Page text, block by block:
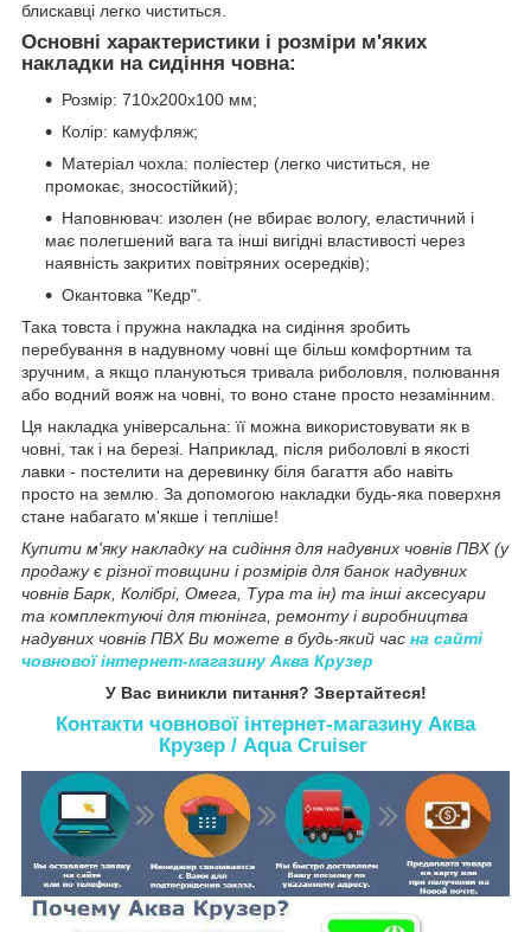
блискавці легко чиститься.
Основні характеристики і розміри м'яких
накладки на сидіння човна:
Розмір: 710х200х100 мм;
Колір: камуфляж;
Матеріал чохла: поліестер (легко чиститься, не
промокає, зносостійкий);
Наповнювач: изолен (не вбирає вологу, еластичний і
має полегшений вага та інші вигідні властивості через
наявність закритих повітряних осередків);
Окантовка "Кедр".
Така товста і пружна накладка на сидіння зробить
перебування в надувному човні ще більш комфортним та
зручним, а якщо плануються тривала риболовля, полювання
або водний вояж на човні, то воно стане просто незамінним.
Ця накладка універсальна: її можна використовувати як в
човні, так і на березі. Наприклад, після риболовлі в якості
лавки - постелити на деревинку біля багаття або навіть
просто на землю. За допомогою накладки будь-яка поверхня
стане набагато м'якше і тепліше!
Купити м'яку накладку на сидіння для надувних човнів ПВХ (у
продажу є різної товщини і розмірів для банок надувних
човнів Барк, Колібрі, Омега, Тура та ін) та інші аксесуари
та комплектуючі для тюнінга, ремонту і виробництва
надувних човнів ПВХ Ви можете в будь-який час на сайті
човнової інтернет-магазину Аква Крузер
У Вас виникли питання? Звертайтеся!
Контакти човнової інтернет-магазину Аква
Крузер / Aqua Cruiser